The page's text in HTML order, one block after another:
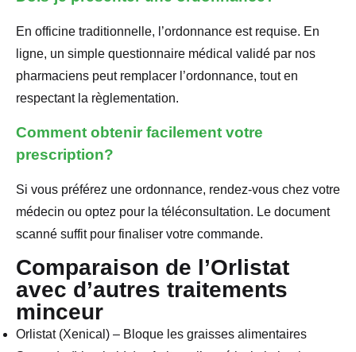
En officine traditionnelle, l’ordonnance est requise. En
ligne, un simple questionnaire médical validé par nos
pharmaciens peut remplacer l’ordonnance, tout en
respectant la règlementation.
Comment obtenir facilement votre
prescription?
Si vous préférez une ordonnance, rendez-vous chez votre
médecin ou optez pour la téléconsultation. Le document
scanné suffit pour finaliser votre commande.
Comparaison de l’Orlistat
avec d’autres traitements
minceur
Orlistat (Xenical) – Bloque les graisses alimentaires